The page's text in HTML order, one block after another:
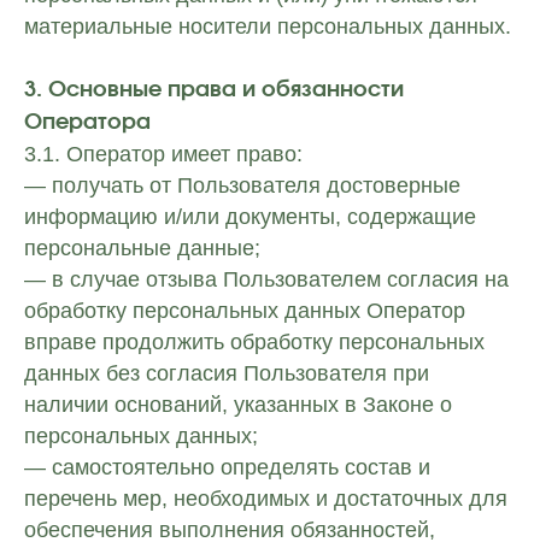
материальные носители персональных данных.
3. Основные права и обязанности
Оператора
3.1. Оператор имеет право:
— получать от Пользователя достоверные
информацию и/или документы, содержащие
персональные данные;
— в случае отзыва Пользователем согласия на
обработку персональных данных Оператор
вправе продолжить обработку персональных
данных без согласия Пользователя при
наличии оснований, указанных в Законе о
персональных данных;
— самостоятельно определять состав и
перечень мер, необходимых и достаточных для
обеспечения выполнения обязанностей,